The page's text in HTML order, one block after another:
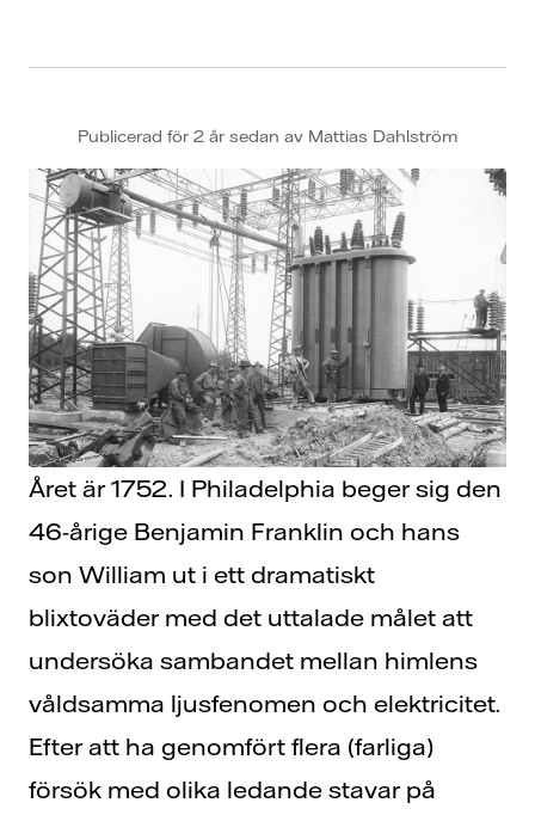
Publicerad för 2 år sedan av Mattias Dahlström
Året är 1752. I Philadelphia beger sig den
46-årige Benjamin Franklin och hans
son William ut i ett dramatiskt
blixtoväder med det uttalade målet att
undersöka sambandet mellan himlens
våldsamma ljusfenomen och elektricitet.
Efter att ha genomfört flera (farliga)
försök med olika ledande stavar på